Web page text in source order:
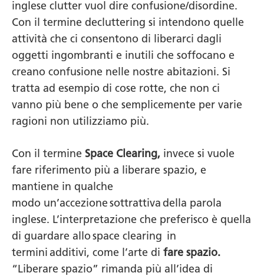
inglese clutter vuol dire confusione/disordine.
Con il termine decluttering si intendono quelle
attività che ci consentono di liberarci dagli
oggetti ingombranti e inutili che soffocano e
creano confusione nelle nostre abitazioni. Si
tratta ad esempio di cose rotte, che non ci
vanno più bene o che semplicemente per varie
ragioni non utilizziamo più.
Con il termine Space Clearing, invece si vuole
fare riferimento più a liberare spazio, e
mantiene in qualche
modo un’accezione sottrattiva della parola
inglese. L’interpretazione che preferisco è quella
di guardare allo space clearing in
termini additivi, come l’arte di fare spazio.
“Liberare spazio” rimanda più all’idea di